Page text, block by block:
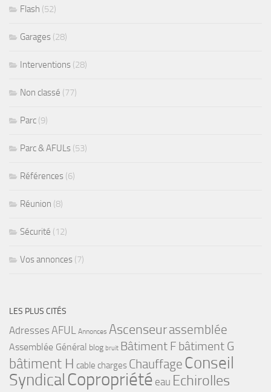
Flash (52)
Garages (28)
Interventions (28)
Non classé (77)
Parc (9)
Parc & AFULs (53)
Références (6)
Réunion (8)
Sécurité (12)
Vos annonces (7)
LES PLUS CITÉS
Adresses AFUL Annonces Ascenseurassemblée
Assemblée Général blog bruit Bâtiment F bâtiment G
bâtiment H cable charges Chauffage Conseil
Syndical Copropriété eau Echirolles